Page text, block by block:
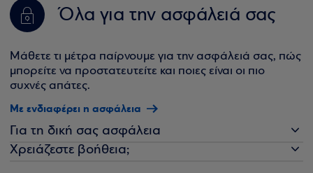
Όλα για την ασφάλειά σας
Μάθετε τι μέτρα παίρνουμε για την ασφάλειά σας, πώς
μπορείτε να προστατευτείτε και ποιες είναι οι πιο
συχνές απάτες.
Με ενδιαφέρει η ασφάλεια
Για τη δική σας ασφάλεια
Χρειάζεστε βοήθεια;